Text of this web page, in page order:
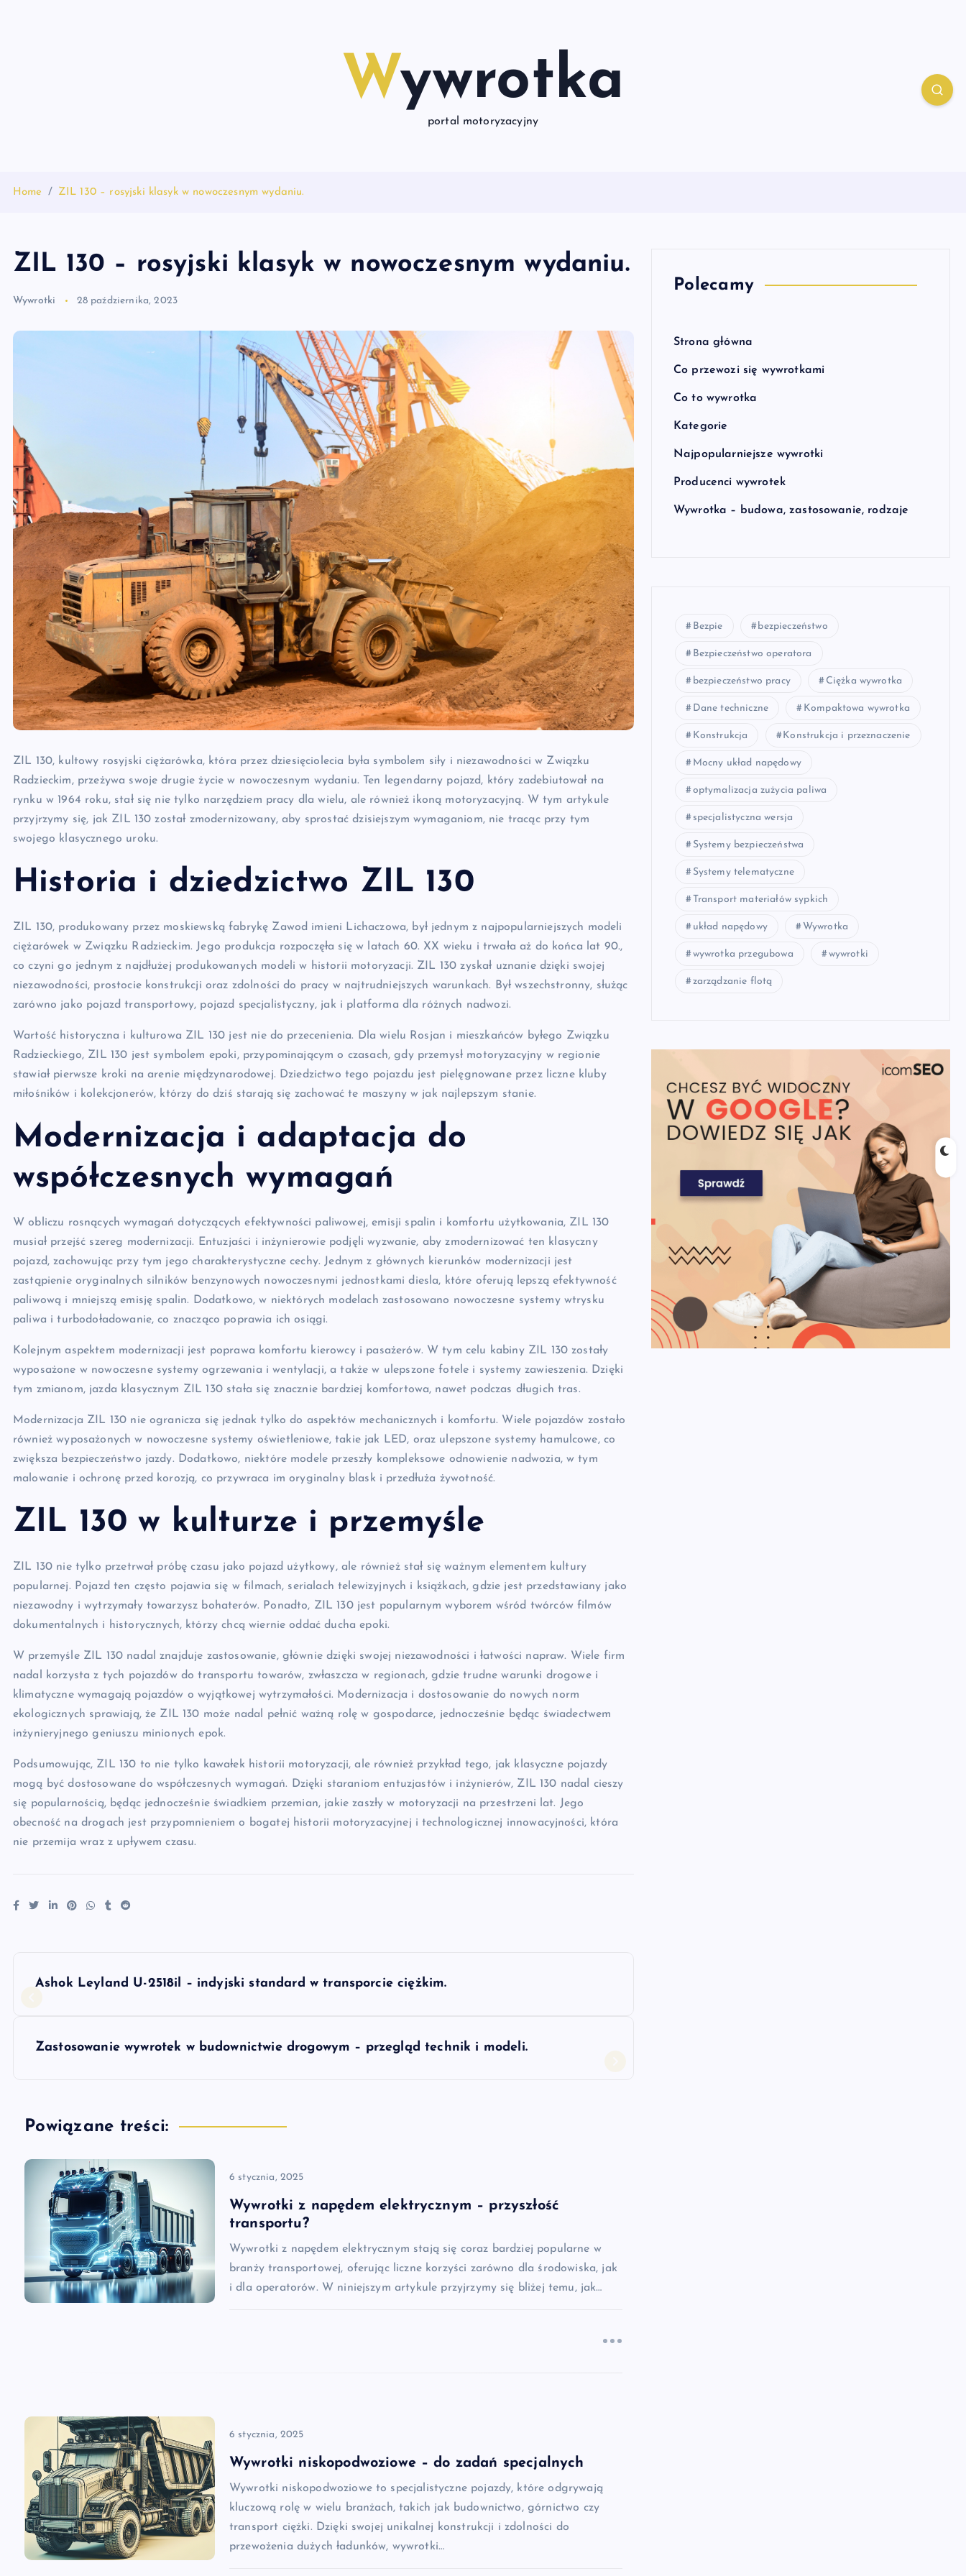
Wywrotka
portal motoryzacyjny
Home ZIL 130 – rosyjski klasyk w nowoczesnym wydaniu.
ZIL 130 – rosyjski klasyk w nowoczesnym wydaniu.
Wywrotki 28 października, 2023
ZIL 130, kultowy rosyjski ciężarówka, która przez dziesięciolecia była symbolem siły i niezawodności w Związku
Radzieckim, przeżywa swoje drugie życie w nowoczesnym wydaniu. Ten legendarny pojazd, który zadebiutował na
rynku w 1964 roku, stał się nie tylko narzędziem pracy dla wielu, ale również ikoną motoryzacyjną. W tym artykule
przyjrzymy się, jak ZIL 130 został zmodernizowany, aby sprostać dzisiejszym wymaganiom, nie tracąc przy tym
swojego klasycznego uroku.
Historia i dziedzictwo ZIL 130
ZIL 130, produkowany przez moskiewską fabrykę Zawod imieni Lichaczowa, był jednym z najpopularniejszych modeli
ciężarówek w Związku Radzieckim. Jego produkcja rozpoczęła się w latach 60. XX wieku i trwała aż do końca lat 90.,
co czyni go jednym z najdłużej produkowanych modeli w historii motoryzacji. ZIL 130 zyskał uznanie dzięki swojej
niezawodności, prostocie konstrukcji oraz zdolności do pracy w najtrudniejszych warunkach. Był wszechstronny, służąc
zarówno jako pojazd transportowy, pojazd specjalistyczny, jak i platforma dla różnych nadwozi.
Wartość historyczna i kulturowa ZIL 130 jest nie do przecenienia. Dla wielu Rosjan i mieszkańców byłego Związku
Radzieckiego, ZIL 130 jest symbolem epoki, przypominającym o czasach, gdy przemysł motoryzacyjny w regionie
stawiał pierwsze kroki na arenie międzynarodowej. Dziedzictwo tego pojazdu jest pielęgnowane przez liczne kluby
miłośników i kolekcjonerów, którzy do dziś starają się zachować te maszyny w jak najlepszym stanie.
Modernizacja i adaptacja do
współczesnych wymagań
W obliczu rosnących wymagań dotyczących efektywności paliwowej, emisji spalin i komfortu użytkowania, ZIL 130
musiał przejść szereg modernizacji. Entuzjaści i inżynierowie podjęli wyzwanie, aby zmodernizować ten klasyczny
pojazd, zachowując przy tym jego charakterystyczne cechy. Jednym z głównych kierunków modernizacji jest
zastąpienie oryginalnych silników benzynowych nowoczesnymi jednostkami diesla, które oferują lepszą efektywność
paliwową i mniejszą emisję spalin. Dodatkowo, w niektórych modelach zastosowano nowoczesne systemy wtrysku
paliwa i turbodoładowanie, co znacząco poprawia ich osiągi.
Kolejnym aspektem modernizacji jest poprawa komfortu kierowcy i pasażerów. W tym celu kabiny ZIL 130 zostały
wyposażone w nowoczesne systemy ogrzewania i wentylacji, a także w ulepszone fotele i systemy zawieszenia. Dzięki
tym zmianom, jazda klasycznym ZIL 130 stała się znacznie bardziej komfortowa, nawet podczas długich tras.
Modernizacja ZIL 130 nie ogranicza się jednak tylko do aspektów mechanicznych i komfortu. Wiele pojazdów zostało
również wyposażonych w nowoczesne systemy oświetleniowe, takie jak LED, oraz ulepszone systemy hamulcowe, co
zwiększa bezpieczeństwo jazdy. Dodatkowo, niektóre modele przeszły kompleksowe odnowienie nadwozia, w tym
malowanie i ochronę przed korozją, co przywraca im oryginalny blask i przedłuża żywotność.
ZIL 130 w kulturze i przemyśle
ZIL 130 nie tylko przetrwał próbę czasu jako pojazd użytkowy, ale również stał się ważnym elementem kultury
popularnej. Pojazd ten często pojawia się w filmach, serialach telewizyjnych i książkach, gdzie jest przedstawiany jako
niezawodny i wytrzymały towarzysz bohaterów. Ponadto, ZIL 130 jest popularnym wyborem wśród twórców filmów
dokumentalnych i historycznych, którzy chcą wiernie oddać ducha epoki.
W przemyśle ZIL 130 nadal znajduje zastosowanie, głównie dzięki swojej niezawodności i łatwości napraw. Wiele firm
nadal korzysta z tych pojazdów do transportu towarów, zwłaszcza w regionach, gdzie trudne warunki drogowe i
klimatyczne wymagają pojazdów o wyjątkowej wytrzymałości. Modernizacja i dostosowanie do nowych norm
ekologicznych sprawiają, że ZIL 130 może nadal pełnić ważną rolę w gospodarce, jednocześnie będąc świadectwem
inżynieryjnego geniuszu minionych epok.
Podsumowując, ZIL 130 to nie tylko kawałek historii motoryzacji, ale również przykład tego, jak klasyczne pojazdy
mogą być dostosowane do współczesnych wymagań. Dzięki staraniom entuzjastów i inżynierów, ZIL 130 nadal cieszy
się popularnością, będąc jednocześnie świadkiem przemian, jakie zaszły w motoryzacji na przestrzeni lat. Jego
obecność na drogach jest przypomnieniem o bogatej historii motoryzacyjnej i technologicznej innowacyjności, która
nie przemija wraz z upływem czasu.
N
g
a
a
u
Ashok Leyland U-2518il – indyjski standard w transporcie ciężkim.
Zastosowanie wywrotek w budownictwie drogowym – przegląd technik i modeli.
Powiązane treści:
6 stycznia, 2025
Wywrotki z napędem elektrycznym – przyszłość
transportu?
Wywrotki z napędem elektrycznym stają się coraz bardziej popularne w
branży transportowej, oferując liczne korzyści zarówno dla środowiska, jak
i dla operatorów. W niniejszym artykule przyjrzymy się bliżej temu, jak…
6 stycznia, 2025
Wywrotki niskopodwoziowe – do zadań specjalnych
Wywrotki niskopodwoziowe to specjalistyczne pojazdy, które odgrywają
kluczową rolę w wielu branżach, takich jak budownictwo, górnictwo czy
transport ciężki. Dzięki swojej unikalnej konstrukcji i zdolności do
przewożenia dużych ładunków, wywrotki…
Polecamy
Strona główna
Co przewozi się wywrotkami
Co to wywrotka
Kategorie
Najpopularniejsze wywrotki
Producenci wywrotek
Wywrotka – budowa, zastosowanie, rodzaje
Bezpie bezpieczeństwo
Bezpieczeństwo operatora
bezpieczeństwo pracy Ciężka wywrotka
Dane techniczne Kompaktowa wywrotka
Konstrukcja Konstrukcja i przeznaczenie
Mocny układ napędowy
optymalizacja zużycia paliwa
specjalistyczna wersja
Systemy bezpieczeństwa
Systemy telematyczne
Transport materiałów sypkich
układ napędowy Wywrotka
wywrotka przegubowa wywrotki
zarządzanie flotą